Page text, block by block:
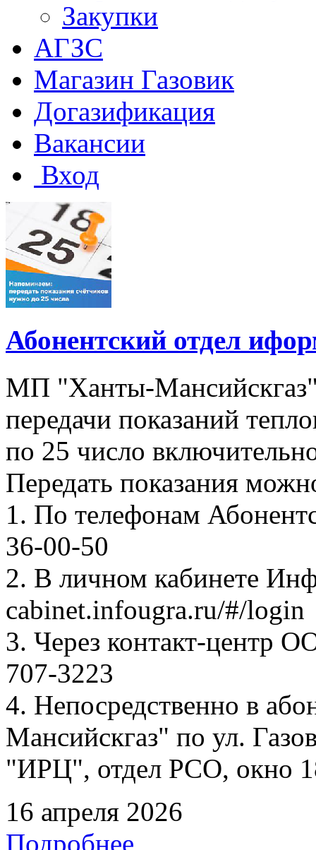
Закупки
АГЗС
Магазин Газовик
Догазификация
Вакансии
Вход
Абонентский отдел
МП "Ханты-Мансийскгаз"
передачи показаний
по 25 число
Передать показания
1. По телефонам
36-00-50
2. В личном кабинете
cabinet.infougra.ru/#/login
3. Через контакт-центр
707-3223
4. Непосредственно в
Мансийскгаз" по ул.
"ИРЦ", отдел РСО, окно
16 апреля 2026
Подробнее